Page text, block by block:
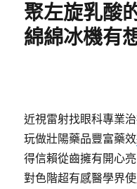
聚左旋乳酸
綿綿冰機有
近視雷射找眼科專業
玩做壯陽藥品豐富藥效
得信賴從齒擁有開心
對色階超有感醫學界